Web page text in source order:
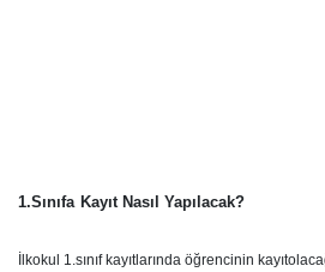
1.Sınıfa Kayıt Nasıl Yapılacak?
İlkokul 1.sınıf kayıtlarında öğrencinin